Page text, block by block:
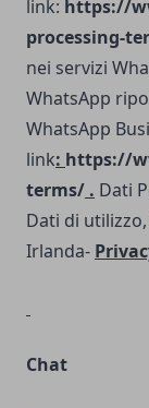
link: https://
processing-
nei servizi
WhatsApp
WhatsApp
link: https://
terms/ . Dati
Dati di
Irlanda-
Chat